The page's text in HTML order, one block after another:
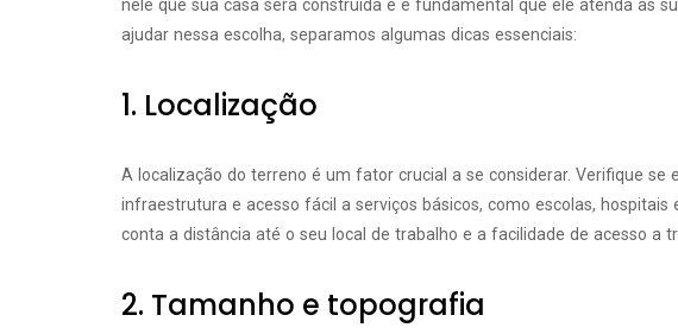
nele que sua casa será construída e é fundamental que ele atenda às
ajudar nessa escolha, separamos algumas dicas essenciais:
1. Localização
A localização do terreno é um fator crucial a se considerar. Verifique se
infraestrutura e acesso fácil a serviços básicos, como escolas, hospitais
conta a distância até o seu local de trabalho e a facilidade de acesso a
2. Tamanho e topografia